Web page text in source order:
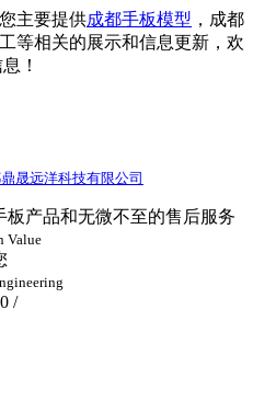
主要提供成都手板模型 ，成都
等相关的展示和信息更新，欢
！
晟远洋科技有限公司
板产品和无微不至的售后服务
Value
/